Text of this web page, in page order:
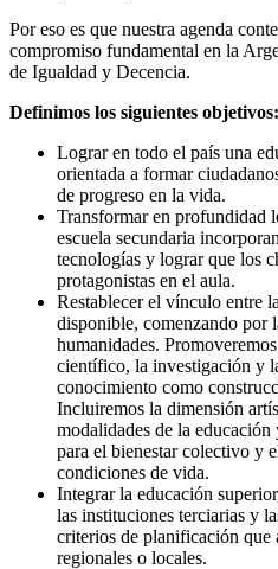
Por eso es que nuestra agenda
compromiso fundamental en la
de Igualdad y Decencia.
Definimos los siguientes objetivos:
Lograr en todo el país una
orientada a formar
de progreso en la vida.
Transformar en profundidad
escuela secundaria
tecnologías y lograr que los
protagonistas en el aula.
Restablecer el vínculo entre
disponible, comenzando por
humanidades.
científico, la investigación y
conocimiento como
Incluiremos la dimensión
modalidades de la
para el bienestar colectivo y
condiciones de vida.
Integrar la educación
las instituciones terciarias y
criterios de planificación que
regionales o locales.